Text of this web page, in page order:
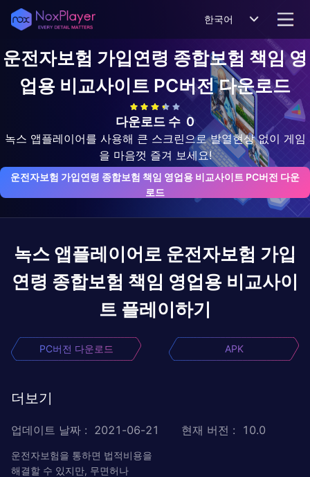
한국어
운전자보험 가입연령 종합보험 책임 영
업용 비교사이트 PC버전 다운로드
다운로드 수 0
녹스 앱플레이어를 사용해 큰 스크린으로 발열현상 없이 게임
을 마음껏 즐겨 보세요!
운전자보험 가입연령 종합보험 책임 영업용 비교사이트 PC버전 다운
로드
녹스 앱플레이어로 운전자보험 가입
연령 종합보험 책임 영업용 비교사이
트 플레이하기
PC버전 다운로드 APK
더보기
업데이트 날짜 : 2021-06-21 현재 버전 : 10.0
운전자보험을 통하면 법적비용을
해결할 수 있지만, 무면허나